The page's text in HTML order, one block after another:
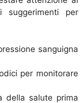
suggerimenti per
sanguigna
per monitorare
della salute prima